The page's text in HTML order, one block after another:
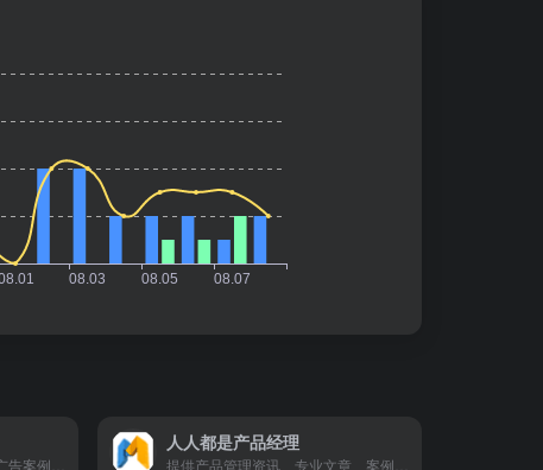
人人都是产品经理